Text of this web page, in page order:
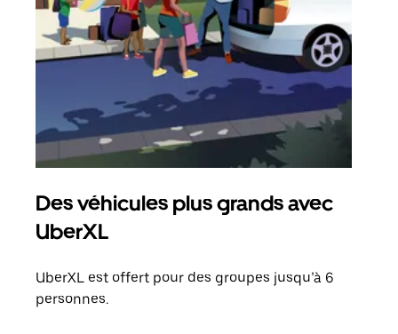
Des véhicules plus grands avec
UberXL
UberXL est offert pour des groupes jusqu’à 6
personnes.